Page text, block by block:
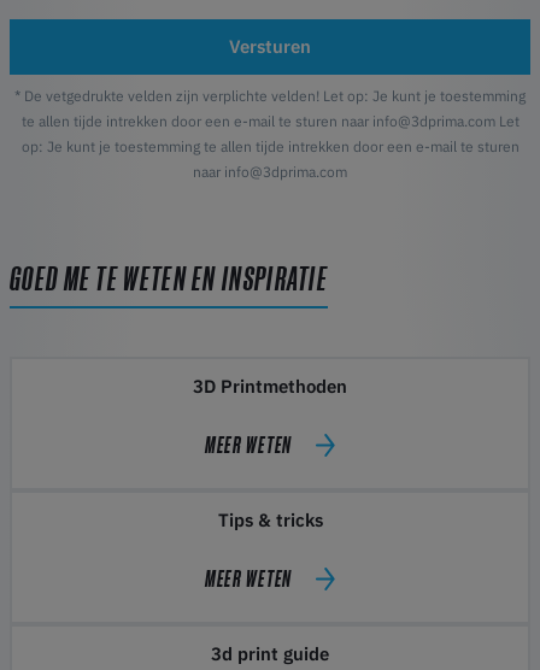
Versturen
* De vetgedrukte velden zijn verplichte velden! Let op: Je kunt je toestemming
te allen tijde intrekken door een e-mail te sturen naar info@3dprima.com Let
op: Je kunt je toestemming te allen tijde intrekken door een e-mail te sturen
naar info@3dprima.com
GOED ME TE WETEN EN INSPIRATIE
3D Printmethoden
MEER WETEN
Tips & tricks
MEER WETEN
3d print guide